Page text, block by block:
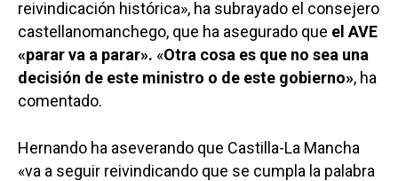
reivindicación histórica», ha subrayado el consejero
castellanomanchego, que ha asegurado que el AVE
«parar va a parar». «Otra cosa es que no sea una
decisión de este ministro o de este gobierno», ha
comentado.
Hernando ha aseverando que Castilla-La Mancha
«va a seguir reivindicando que se cumpla la palabra